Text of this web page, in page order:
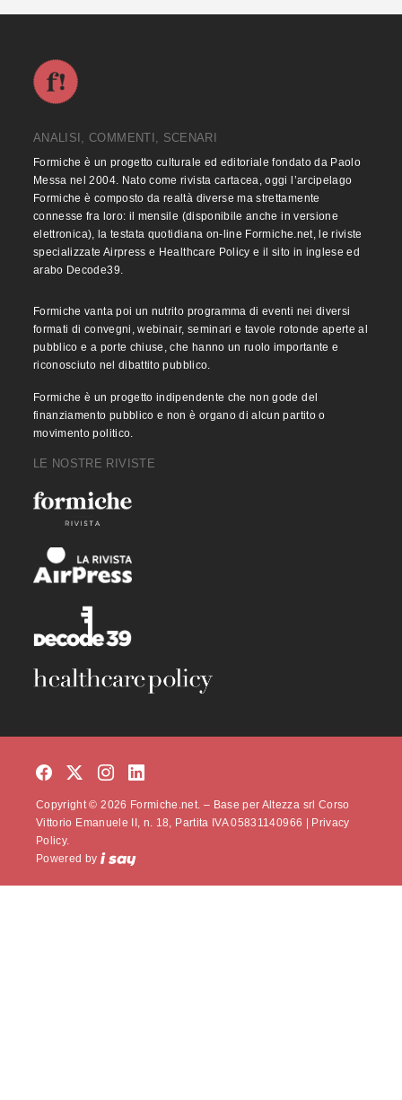
ANALISI, COMMENTI, SCENARI
Formiche è un progetto culturale ed editoriale fondato da Paolo
Messa nel 2004. Nato come rivista cartacea, oggi l’arcipelago
Formiche è composto da realtà diverse ma strettamente
connesse fra loro: il mensile (disponibile anche in versione
elettronica), la testata quotidiana on-line Formiche.net, le riviste
specializzate Airpress e Healthcare Policy e il sito in inglese ed
arabo Decode39.
Formiche vanta poi un nutrito programma di eventi nei diversi
formati di convegni, webinair, seminari e tavole rotonde aperte al
pubblico e a porte chiuse, che hanno un ruolo importante e
riconosciuto nel dibattito pubblico.
Formiche è un progetto indipendente che non gode del
finanziamento pubblico e non è organo di alcun partito o
movimento politico.
LE NOSTRE RIVISTE
Copyright © 2026 Formiche.net. – Base per Altezza srl Corso
Vittorio Emanuele II, n. 18, Partita IVA 05831140966 |
Privacy
Policy.
Powered by